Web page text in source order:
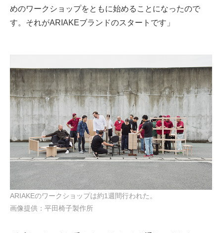
めのワークショップをともに始めることになったので
す。それがARIAKEブランドのスタートです」
ARIAKEのワークショップは約1週間行われた。
画像提供：平田椅子製作所